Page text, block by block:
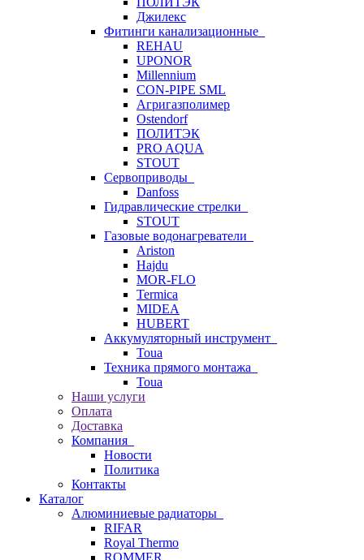
Джилекс
Фитинги канализационные
REHAU
UPONOR
Millennium
CON-PIPE SML
Агригазполимер
Ostendorf
ПОЛИТЭК
PRO AQUA
STOUT
Сервоприводы
Danfoss
Гидравлические стрелки
STOUT
Газовые водонагреватели
Ariston
Hajdu
MOR-FLO
Termica
MIDEA
HUBERT
Аккумуляторный инструмент
Toua
Техника прямого монтажа
Toua
Наши услуги
Оплата
Доставка
Компания
Новости
Политика
Контакты
Каталог
Алюминиевые радиаторы
RIFAR
Royal Thermo
ROMMER